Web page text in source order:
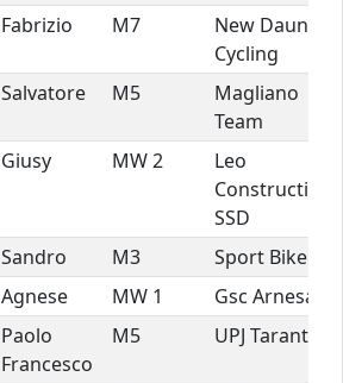
Fabrizio M7
New Daunia
Cycling
Salvatore M5
Magliano
Team
Giusy MW 2
Leo
Constructions
SSD
Sandro M3
Sport Bike
Agnese MW 1
Gsc Arnesano
Paolo
Francesco
M5 UPJ Taranto